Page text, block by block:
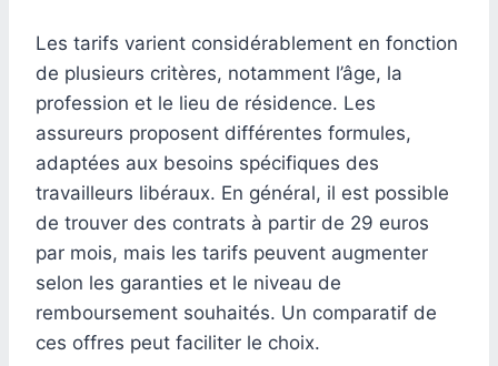
Les tarifs varient considérablement en fonction
de plusieurs critères, notamment l’âge, la
profession et le lieu de résidence. Les
assureurs proposent différentes formules,
adaptées aux besoins spécifiques des
travailleurs libéraux. En général, il est possible
de trouver des contrats à partir de 29 euros
par mois, mais les tarifs peuvent augmenter
selon les garanties et le niveau de
remboursement souhaités. Un comparatif de
ces offres peut faciliter le choix.